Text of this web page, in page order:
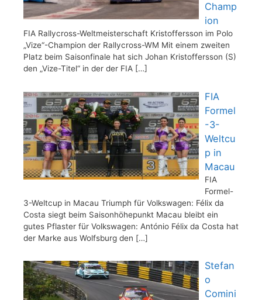
Champ
ion
FIA Rallycross-Weltmeisterschaft Kristoffersson im Polo
„Vize“-Champion der Rallycross-WM Mit einem zweiten
Platz beim Saisonfinale hat sich Johan Kristoffersson (S)
den „Vize-Titel“ in der der FIA […]
FIA
Formel
-3-
Weltcu
p in
Macau
FIA
Formel-
3-Weltcup in Macau Triumph für Volkswagen: Félix da
Costa siegt beim Saisonhöhepunkt Macau bleibt ein
gutes Pflaster für Volkswagen: António Félix da Costa hat
der Marke aus Wolfsburg den […]
Stefan
o
Comini